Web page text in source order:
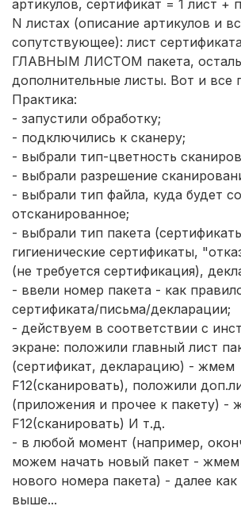
артикулов, сертификат = 1 лист +
N листах (описание артикулов и
сопутствующее): лист
ГЛАВНЫМ ЛИСТОМ пакета,
дополнительные листы. Вот и все
Практика:
- запустили обработку;
- подключились к сканеру;
- выбрали тип-цветность
- выбрали разрешение
- выбрали тип файла, куда будет
отсканированное;
- выбрали тип пакета
гигиенические сертификаты,
(не требуется сертификация),
- ввели номер пакета - как
сертификата/письма/декларации;
- действуем в соответствии с
экране: положили главный лист
(сертификат, декларацию) - жмем
F12(сканировать), положили
(приложения и прочее к пакету) -
F12(сканировать) И т.д.
- в любой момент (например,
можем начать новый пакет -
нового номера пакета) - далее
выше...